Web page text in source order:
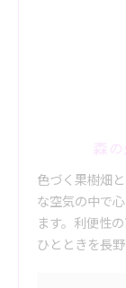
色づく果樹畑
な空気の中で
ます。利便性
ひとときを長